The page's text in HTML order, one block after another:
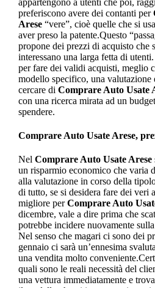
preferiscono avere dei contanti per
Arese“vere”, cioè quelle che si
aver preso la patente.Questo
propone dei prezzi di acquisto che
interessano una larga fetta di
per fare dei validi acquisti, meglio
modello specifico, una valutazione
cercare di Comprare Auto Usate
con una ricerca mirata ad un
spendere.
Comprare Auto Usate Arese,
Nel Comprare Auto Usate Arese
un risparmio economico che varia
alla valutazione in corso della
di tutto, se si desidera fare dei veri
migliore perComprare Auto
dicembre, vale a dire prima che
potrebbe incidere nuovamente
Nel senso che magari ci sono dei
gennaio ci sarà un’ennesima
una vendita molto
quali sono le reali necessità del
una vettura immediatamente e